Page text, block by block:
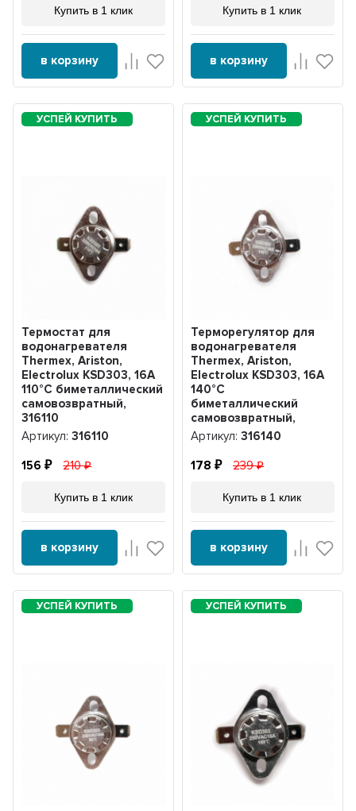
Купить в 1 клик
в корзину
Купить в 1 клик
в корзину
Термостат для
водонагревателя
Thermex, Ariston,
Electrolux KSD303, 16A
110°С биметаллический
самовозвратный,
316110
Артикул:316110
156 210
Купить в 1 клик
в корзину
Терморегулятор для
водонагревателя
Thermex, Ariston,
Electrolux KSD303, 16A
140°С
биметаллический
самовозвратный,
316140
Артикул: 316140
178 239
Купить в 1 клик
в корзину